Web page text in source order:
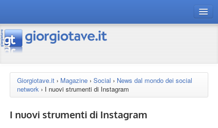
connect gt
risorse
Chi siamo
Giorgiotave.it › Magazine › Social › News dal mondo dei social
network › I nuovi strumenti di Instagram
I nuovi strumenti di Instagram